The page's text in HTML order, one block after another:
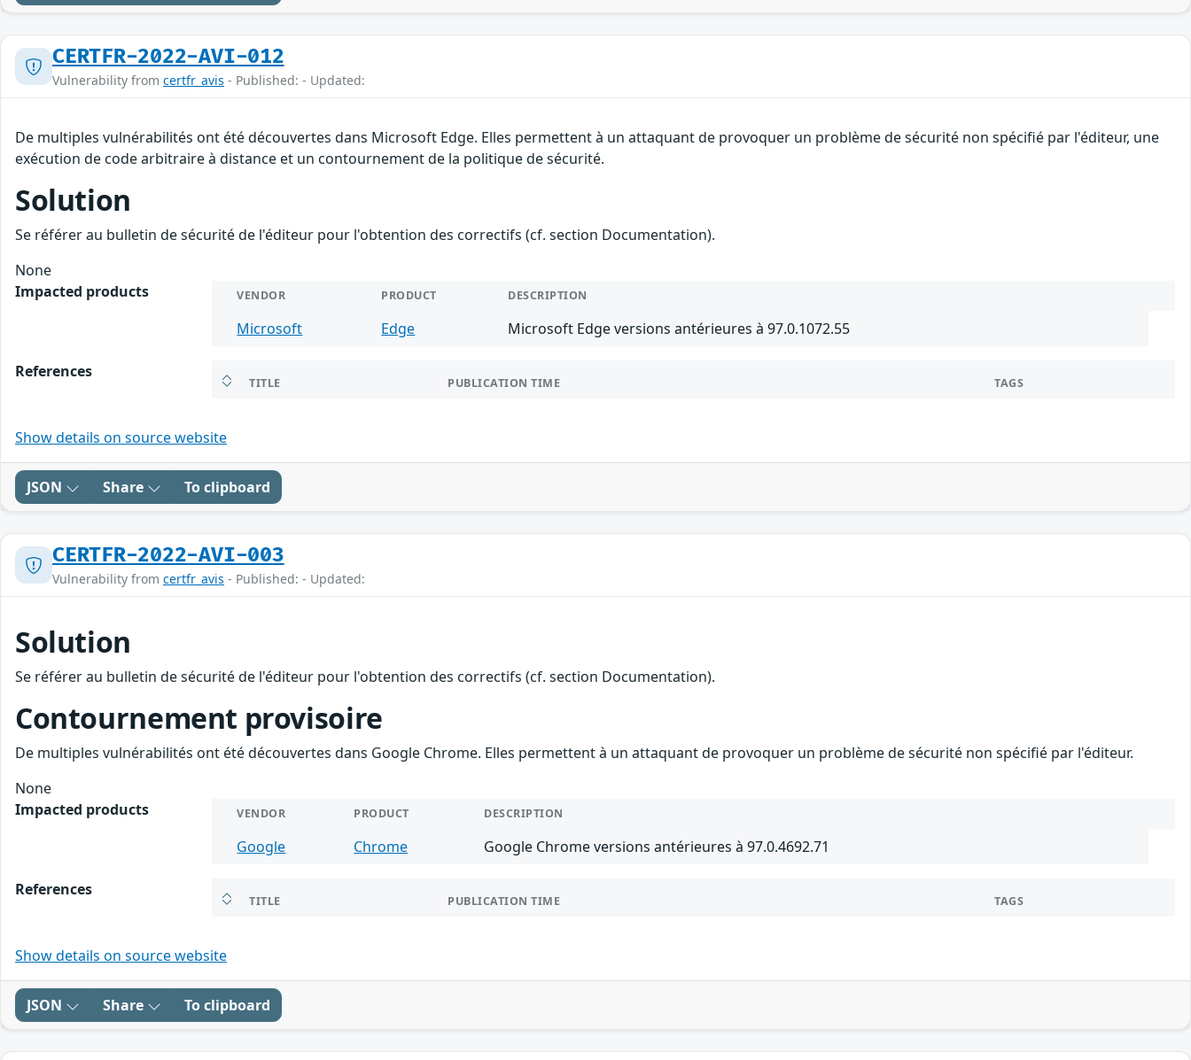
CERTFR-2022-AVI-012
Vulnerability from certfr_avis - Published: - Updated:
De multiples vulnérabilités ont été découvertes dans Microsoft Edge. Elles permettent à un attaquant de provoquer un problème de sécurité non spécifié par l'éditeur, une
exécution de code arbitraire à distance et un contournement de la politique de sécurité.
Solution
Se référer au bulletin de sécurité de l'éditeur pour l'obtention des correctifs (cf. section Documentation).
None
Impacted products
VENDOR PRODUCT DESCRIPTION
Microsoft Edge Microsoft Edge versions antérieures à 97.0.1072.55
References
TITLE PUBLICATION TIME TAGS
Show details on source website
JSON Share To clipboard
CERTFR-2022-AVI-003
Vulnerability from certfr_avis - Published: - Updated:
Solution
Se référer au bulletin de sécurité de l'éditeur pour l'obtention des correctifs (cf. section Documentation).
Contournement provisoire
De multiples vulnérabilités ont été découvertes dans Google Chrome. Elles permettent à un attaquant de provoquer un problème de sécurité non spécifié par l'éditeur.
None
Impacted products
VENDOR PRODUCT DESCRIPTION
Google Chrome Google Chrome versions antérieures à 97.0.4692.71
References
TITLE PUBLICATION TIME TAGS
Show details on source website
JSON Share To clipboard